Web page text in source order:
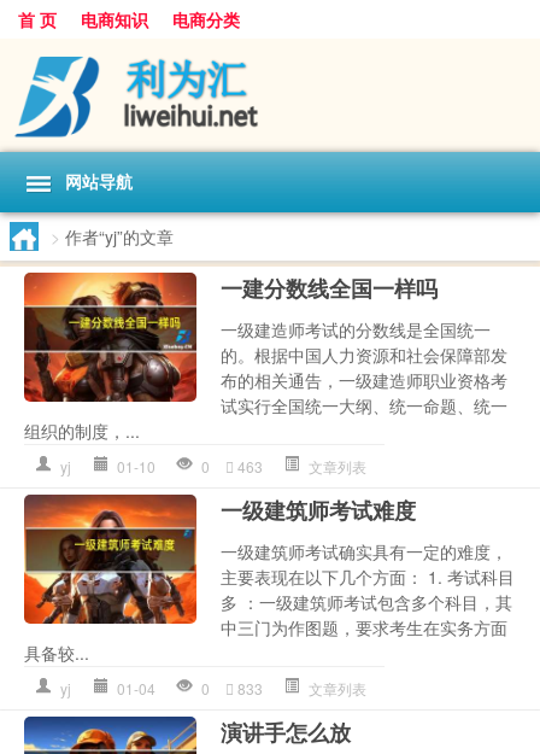
首 页 电商知识 电商分类
网站导航
> 作者“yj”的文章
一建分数线全国一样吗
一级建造师考试的分数线是全国统一
的。根据中国人力资源和社会保障部发
布的相关通告，一级建造师职业资格考
试实行全国统一大纲、统一命题、统一
组织的制度，...
yj 01-10 0 463 文章列表
一级建筑师考试难度
一级建筑师考试确实具有一定的难度，
主要表现在以下几个方面： 1. 考试科目
多 ：一级建筑师考试包含多个科目，其
中三门为作图题，要求考生在实务方面
具备较...
yj 01-04 0 833 文章列表
演讲手怎么放